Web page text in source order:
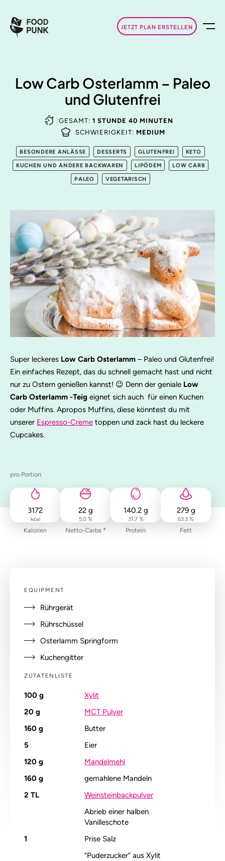
JETZT PLAN ERSTELLEN
Low Carb Osterlamm – Paleo
und Glutenfrei
GESAMT: 1 STUNDE 40 MINUTEN
SCHWIERIGKEIT: MEDIUM
BESONDERE ANLÄSSE DESSERTS GLUTENFREI KETO
KUCHEN UND ANDERE BACKWAREN LIPÖDEM LOW CARB
PALEO VEGETARISCH
Super leckeres Low Carb Osterlamm – Paleo und Glutenfrei!
Ein einfaches Rezept, das du schnell gemacht hast und nicht
nur zu Ostern genießen kannst! 😉 Denn der geniale Low
Carb Osterlamm -Teig eignet sich auch für einen Kuchen
oder Muffins. Apropos Muffins, diese könntest du mit
unserer Espresso-Creme toppen und zack hast du leckere
Cupcakes.
pro Portion
3172
kcal
Kalorien
22 g
5.0 %
Netto-Carbs *
140.2 g
31.7 %
Protein
279 g
63.3 %
Fett
EQUIPMENT
Rührgerät
Rührschüssel
Osterlamm Springform
Kuchengitter
ZUTATENLISTE
100 g
Xylit
20 g
MCT Pulver
160 g
Butter
5
Eier
120 g
Mandelmehl
160 g
gemahlene Mandeln
2 TL
Weinsteinbackpulver
Abrieb einer halben
Vanilleschote
1
Prise Salz
“Puderzucker” aus Xylit